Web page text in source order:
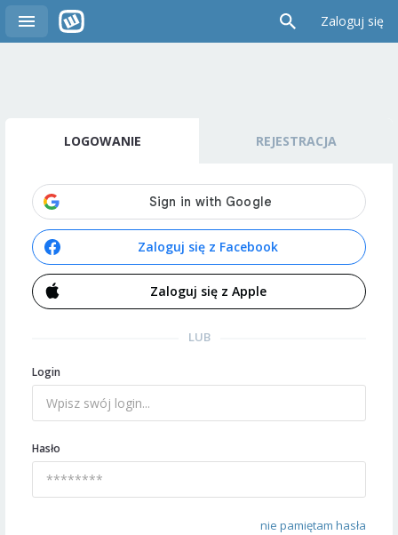
Zaloguj się
LOGOWANIE REJESTRACJA
Zaloguj się z Facebook
Zaloguj się z Apple
LUB
Login
Hasło
nie pamiętam hasła